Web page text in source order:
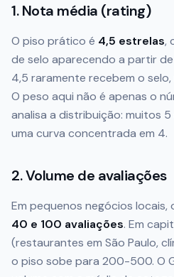
1. Nota média (rating)
O piso prático é 4,5 estrelas,
de selo aparecendo a partir
4,5 raramente recebem o
O peso aqui não é apenas o
analisa a distribuição: muitos 5
uma curva concentrada em 4.
2. Volume de avaliações
Em pequenos negócios
40 e 100 avaliações. Em
(restaurantes em São Paulo,
o piso sobe para 200-500. O